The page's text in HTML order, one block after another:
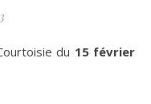
du 15 février